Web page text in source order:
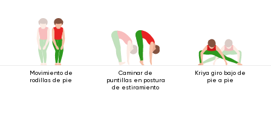
Movimiento de
rodillas de pie
Caminar de
puntillas en postura
de estiramiento
Kriya giro bajo de
pie a pie